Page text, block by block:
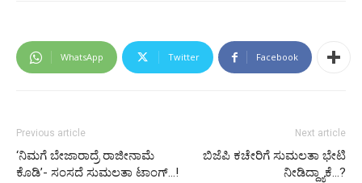
WhatsApp Twitter Facebook
Previous article
‘ನಿಮಗೆ ಬೇಜಾರಾದ್ರೆ ರಾಜೀನಾಮೆ
ಕೊಡಿ’- ಸಂಸದೆ ಸುಮಲತಾ ಟಾಂಗ್…!
Next article
ಬಿಜೆಪಿ ಕಚೇರಿಗೆ ಸುಮಲತಾ ಭೇಟಿ
ನೀಡಿದ್ದ್ಯಾಕೆ…?